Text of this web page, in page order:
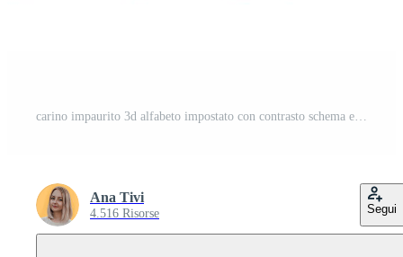
carino impaurito 3d alfabeto impostato con contrasto schema e Memphis decorazione. fantasia grassetto font con ombra. divertente latino abc con maiuscolo lettere, punteggiatura votazione per coperchio, logo, Festival titolo. Vettore Pro
Ana Tivi
4.516 Risorse Segui